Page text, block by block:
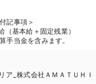
記事項＞
（基本給＋固定残業）
手当金を含みます。
ア_株式会社ＡＭＡＴＵＨＩ